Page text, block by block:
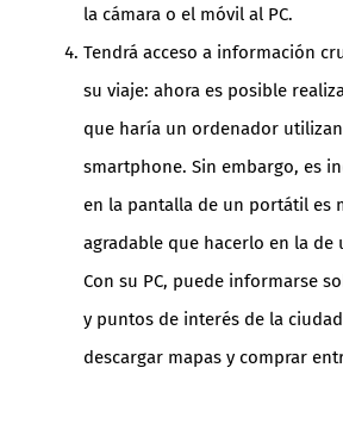
la cámara o el móvil al PC.
Tendrá acceso a información
su viaje: ahora es posible
que haría un ordenador
smartphone. Sin embargo, es
en la pantalla de un portátil es
agradable que hacerlo en la de
Con su PC, puede informarse
y puntos de interés de la
descargar mapas y comprar